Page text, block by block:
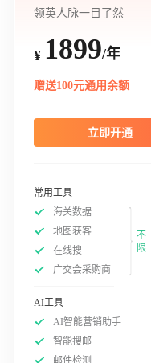
领英人脉一目了然
¥ 1899/年
赠送100元通用余额
立即开通
常用工具
海关数据
地图获客
在线搜
广交会采购商
不
限
AI工具
AI智能营销助手
智能搜邮
邮件检测